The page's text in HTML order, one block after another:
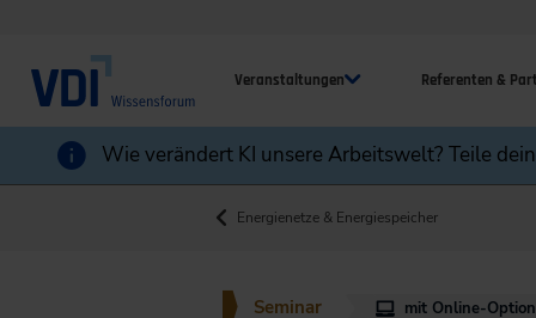
Veranstaltungen Referenten &
Wie verändert KI unsere Arbeitswelt? Teile
Energienetze & Energiespeicher
Seminar mit Online-